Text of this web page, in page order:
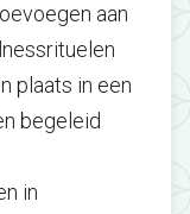
aan
plaats in een
begeleid
in